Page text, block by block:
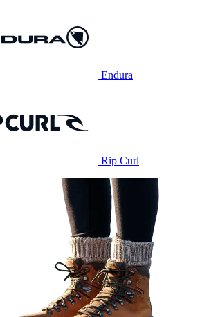
Endura
Rip Curl